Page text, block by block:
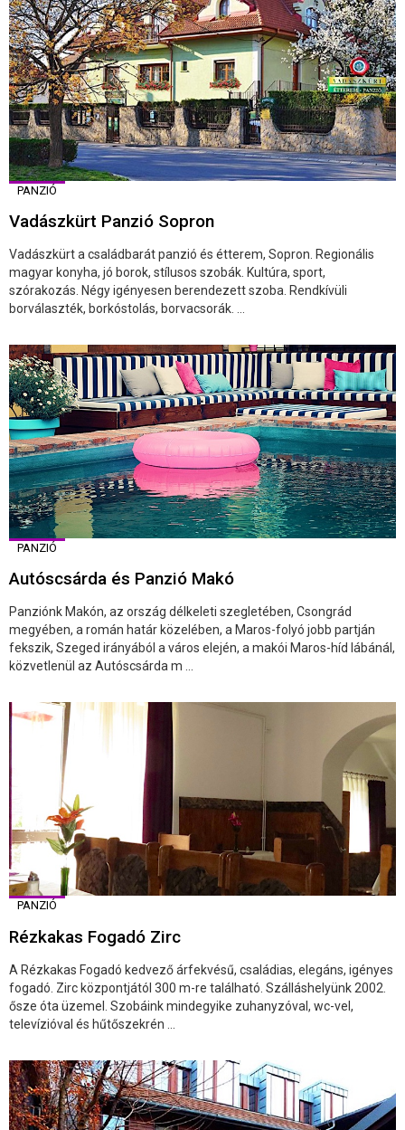
PANZIÓ
Vadászkürt Panzió Sopron
Vadászkürt a családbarát panzió és étterem, Sopron. Regionális
magyar konyha, jó borok, stílusos szobák. Kultúra, sport,
szórakozás. Négy igényesen berendezett szoba. Rendkívüli
borválaszték, borkóstolás, borvacsorák. ...
PANZIÓ
Autóscsárda és Panzió Makó
Panziónk Makón, az ország délkeleti szegletében, Csongrád
megyében, a román határ közelében, a Maros-folyó jobb partján
fekszik, Szeged irányából a város elején, a makói Maros-híd lábánál,
közvetlenül az Autóscsárda m ...
PANZIÓ
Rézkakas Fogadó Zirc
A Rézkakas Fogadó kedvező árfekvésű, családias, elegáns, igényes
fogadó. Zirc központjától 300 m-re található. Szálláshelyünk 2002.
ősze óta üzemel. Szobáink mindegyike zuhanyzóval, wc-vel,
televízióval és hűtőszekrén ...